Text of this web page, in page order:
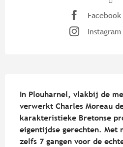
In Plouharnel, vlakbij de
verwerkt Charles Moreau
karakteristieke Bretonse
eigentijdse gerechten. Met
zelfs 7 gangen voor de